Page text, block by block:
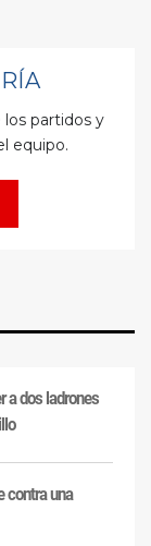
a dos ladrones
contra una